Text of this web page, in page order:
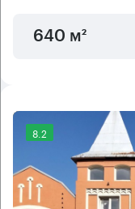
640 м²
8.2